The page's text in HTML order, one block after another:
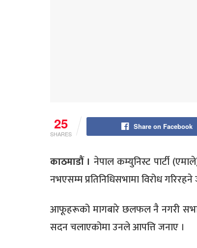
25
SHARES
Share on Facebook
काठमाडौं । नेपाल कम्युनिस्ट पार्टी
नभएसम्म प्रतिनिधिसभामा विरोध
आफूहरूको मागबारे छलफल नै नगरी
सदन चलाएकोमा उनले आपत्ति जनाए ।